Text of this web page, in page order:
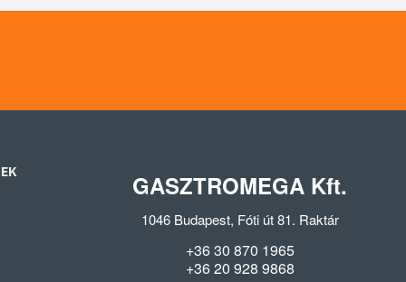
GASZTROMEGA Kft.
1046 Budapest, Fóti út 81. Raktár
+36 30 870 1965
+36 20 928 9868